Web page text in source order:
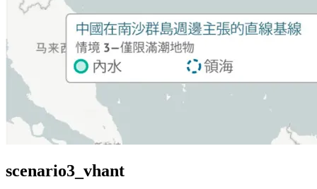
scenario3_vhant